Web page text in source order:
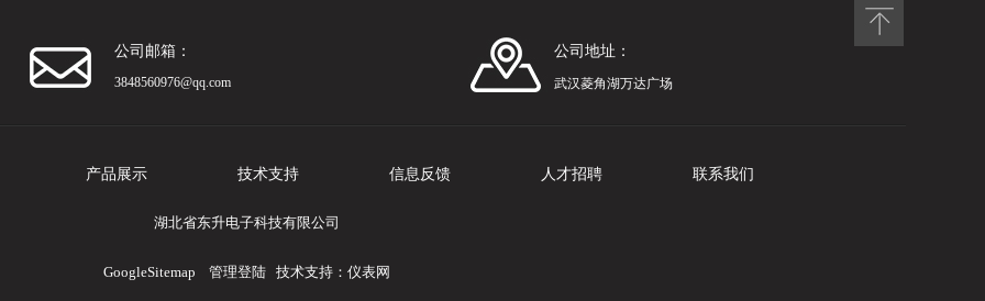
公司邮箱：
3848560976@qq.com
公司地址：
武汉菱角湖万达广场
产品展示 技术支持 信息反馈 人才招聘 联系我们
湖北省东升电子科技有限公司
GoogleSitemap 管理登陆技术支持： 仪表网